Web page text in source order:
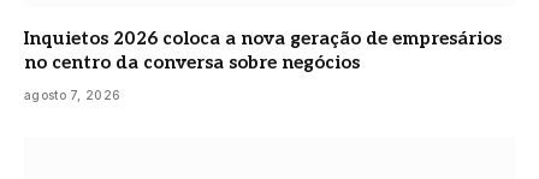
Inquietos 2026 coloca a nova geração de empresários
no centro da conversa sobre negócios
agosto 7, 2026